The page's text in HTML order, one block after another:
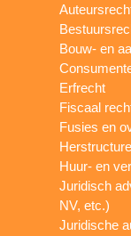
Bouw- en
Erfrecht
Fiscaal
Fusies en
Huur- en
Juridisch
NV, etc.)
Juridische